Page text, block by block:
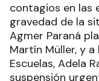
contagios en las
gravedad de la
Agmer Paraná
Martín Müller, y
Escuelas, Adela
suspensión